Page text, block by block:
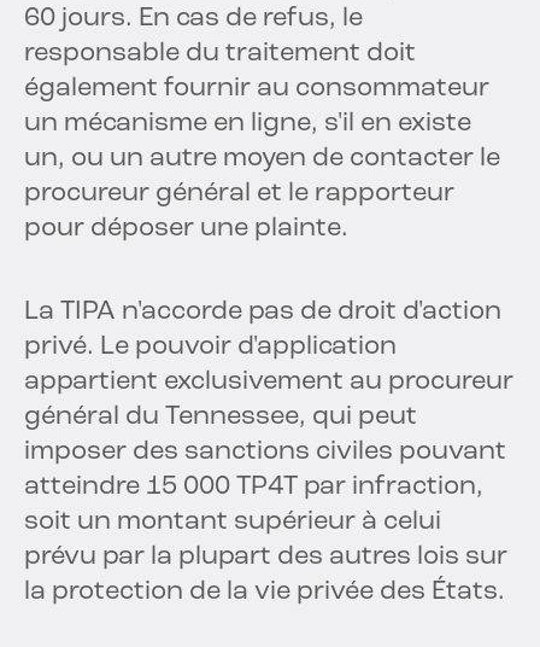
60 jours. En cas de refus, le
responsable du traitement doit
également fournir au consommateur
un mécanisme en ligne, s'il en existe
un, ou un autre moyen de contacter le
procureur général et le rapporteur
pour déposer une plainte.
La TIPA n'accorde pas de droit d'action
privé. Le pouvoir d'application
appartient exclusivement au procureur
général du Tennessee, qui peut
imposer des sanctions civiles pouvant
atteindre 15 000 TP4T par infraction,
soit un montant supérieur à celui
prévu par la plupart des autres lois sur
la protection de la vie privée des États.